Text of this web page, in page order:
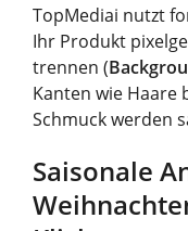
TopMediai nutzt
Ihr Produkt
trennen (
Kanten wie Haare
Schmuck werden
Saisonale